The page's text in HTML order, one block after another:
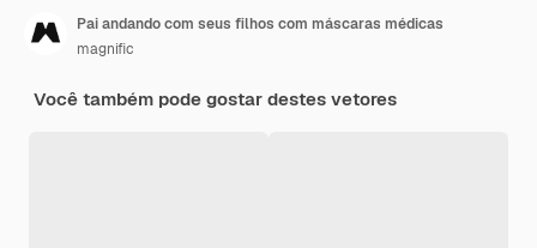
Pai andando com seus filhos com máscaras médicas
magnific
Você também pode gostar destes vetores